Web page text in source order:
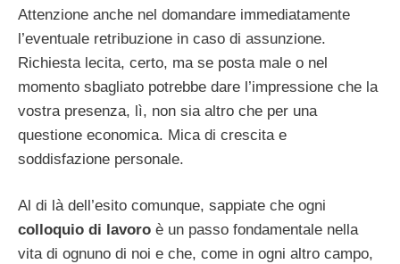
Attenzione anche nel domandare immediatamente
l’eventuale retribuzione in caso di assunzione.
Richiesta lecita, certo, ma se posta male o nel
momento sbagliato potrebbe dare l’impressione che la
vostra presenza, lì, non sia altro che per una
questione economica. Mica di crescita e
soddisfazione personale.
Al di là dell’esito comunque, sappiate che ogni
colloquio di lavoro è un passo fondamentale nella
vita di ognuno di noi e che, come in ogni altro campo,